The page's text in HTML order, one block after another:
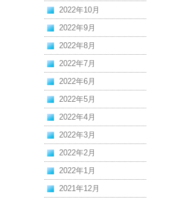
2022年10月
2022年9月
2022年8月
2022年7月
2022年6月
2022年5月
2022年4月
2022年3月
2022年2月
2022年1月
2021年12月